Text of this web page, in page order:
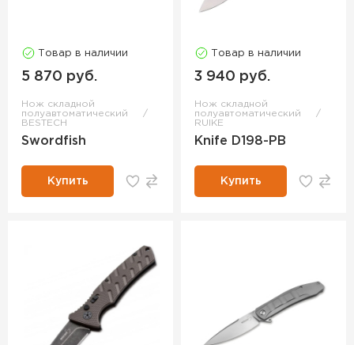
Товар в наличии
5 870 руб.
Нож складной
полуавтоматический
BESTECH
Swordfish
Купить
Товар в наличии
3 940 руб.
Нож складной
полуавтоматический
RUIKE
Knife D198-PB
Купить